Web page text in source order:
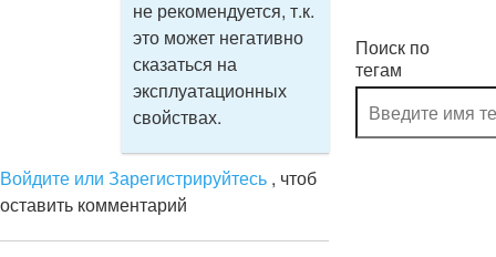
не рекомендуется, т.к.
это может негативно
сказаться на
эксплуатационных
свойствах.
Войдите или Зарегистрируйтесь , чтоб
оставить комментарий
Поиск по
тегам